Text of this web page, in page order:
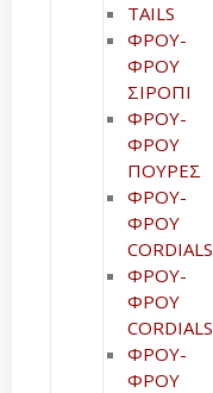
TAILS
ΦΡΟΥ-
ΦΡΟΥ
ΣΙΡΟΠΙ
ΦΡΟΥ-
ΦΡΟΥ
ΠΟΥΡΕΣ
ΦΡΟΥ-
ΦΡΟΥ
CORDIALS
ΦΡΟΥ-
ΦΡΟΥ
CORDIALS
ΦΡΟΥ-
ΦΡΟΥ